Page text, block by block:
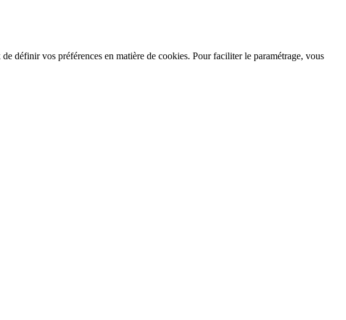
définir vos préférences en matière de cookies. Pour faciliter le paramétrage, vous